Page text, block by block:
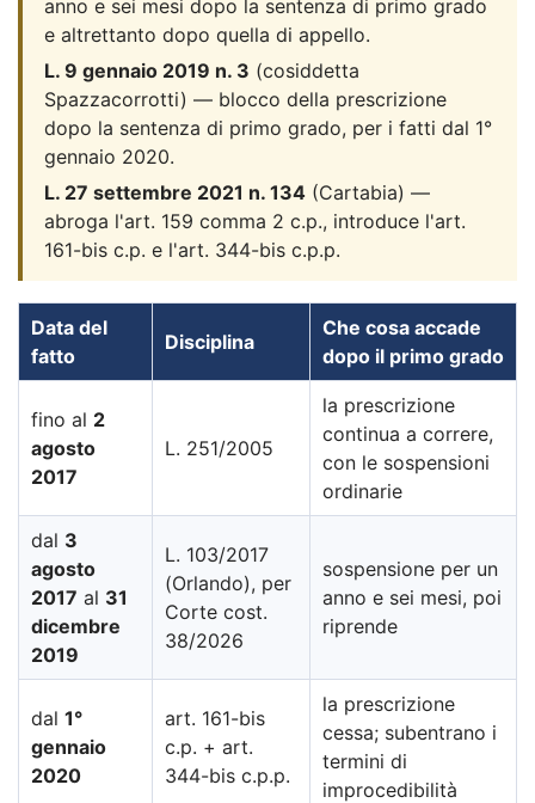
anno e sei mesi dopo la sentenza di primo grado
e altrettanto dopo quella di appello.
L. 9 gennaio 2019 n. 3 (cosiddetta
Spazzacorrotti) — blocco della prescrizione
dopo la sentenza di primo grado, per i fatti dal 1°
gennaio 2020.
L. 27 settembre 2021 n. 134 (Cartabia) —
abroga l'art. 159 comma 2 c.p., introduce l'art.
161-bis c.p. e l'art. 344-bis c.p.p.
Data del
fatto
Disciplina
Che cosa accade
dopo il primo grado
fino al 2
agosto
2017
L. 251/2005
la prescrizione
continua a correre,
con le sospensioni
ordinarie
dal 3
agosto
2017 al 31
dicembre
2019
L. 103/2017
(Orlando), per
Corte cost.
38/2026
sospensione per un
anno e sei mesi, poi
riprende
dal 1°
gennaio
2020
art. 161-bis
c.p. + art.
344-bis c.p.p.
la prescrizione
cessa; subentrano i
termini di
improcedibilità